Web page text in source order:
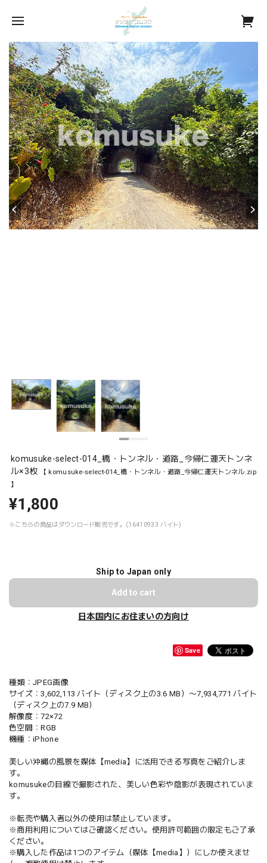
komusuke-select-014_橋・トンネル・道路_今帰仁運天トンネ
ル×3枚
【 komusuke-select-014_橋・トンネル・道路_今帰仁運天トンネル.zip
】
¥1,800
※こちらの商品はダウンロード販売です。(16410933 バイト)
Ship to Japan only
Add to cart
日本国内にお住まいの方向け
Save
種類：JPEG画像
サイズ：3,602,113 バイト（ディスク上の3.6 MB）〜7,934,771 バイト
（ディスク上の7.9 MB）
解像度：72×72
色空間：RGB
機種：iPhone
美しい沖縄の風景を媒体【media】に活用できる写真をご紹介しま
す。
komusukeの目線で撮影された、美しい色彩や陰影が表現されていま
す。
※転売や購入者以外の使用は禁止しています。
※商用利用についてはご確認ください。使用許可範囲の限定もご了承
ください。
※購入した作品は1つのアイテム（媒体【media】）にしか使えませ